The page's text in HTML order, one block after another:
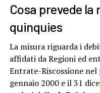
Cosa prevede
quinquies
La misura riguarda i
affidati da Regioni ed
Entrate-Riscossione
gennaio 2000 e il 31